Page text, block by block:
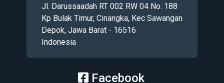
Jl. Darussaadah RT 002 RW 04 No. 188
Kp Bulak Timur, Cinangka, Kec Sawangan
Depok, Jawa Barat - 16516
Indonesia
Facebook